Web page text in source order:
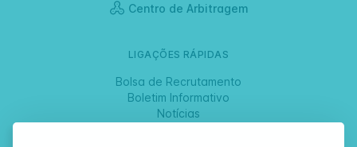
Centro de Arbitragem
LIGAÇÕES RÁPIDAS
Bolsa de Recrutamento
Boletim Informativo
Notícias